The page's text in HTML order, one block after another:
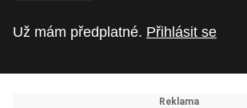
Už mám předplatné. Přihlásit se